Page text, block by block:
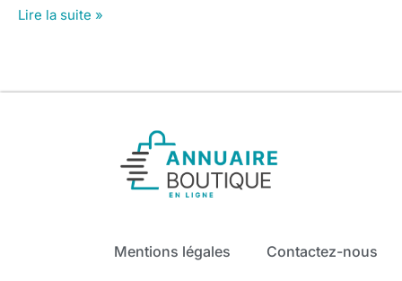
Lire la suite »
Mentions légales Contactez-nous